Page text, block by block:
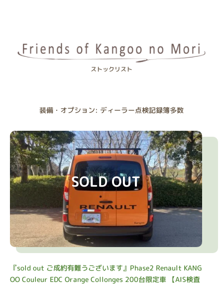
ストックリスト
装備・オプション: ディーラー点検記録簿多数
SOLD OUT
『sold out ご成約有難うございます』Phase2 Renault KANG
OO Couleur EDC Orange Collonges 200台限定車 【AIS検査